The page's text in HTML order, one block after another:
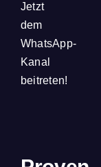
Jetzt
dem
WhatsApp-
Kanal
beitreten!